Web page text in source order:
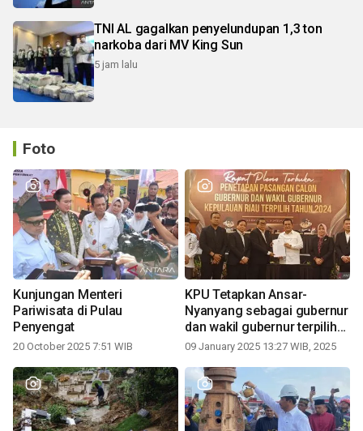
TNI AL gagalkan penyelundupan 1,3 ton
narkoba dari MV King Sun
5 jam lalu
Foto
Kunjungan Menteri
Pariwisata di Pulau
Penyengat
20 October 2025 7:51 WIB
KPU Tetapkan Ansar-
Nyanyang sebagai gubernur
dan wakil gubernur terpilih
periode 2025-2030
09 January 2025 13:27 WIB, 2025